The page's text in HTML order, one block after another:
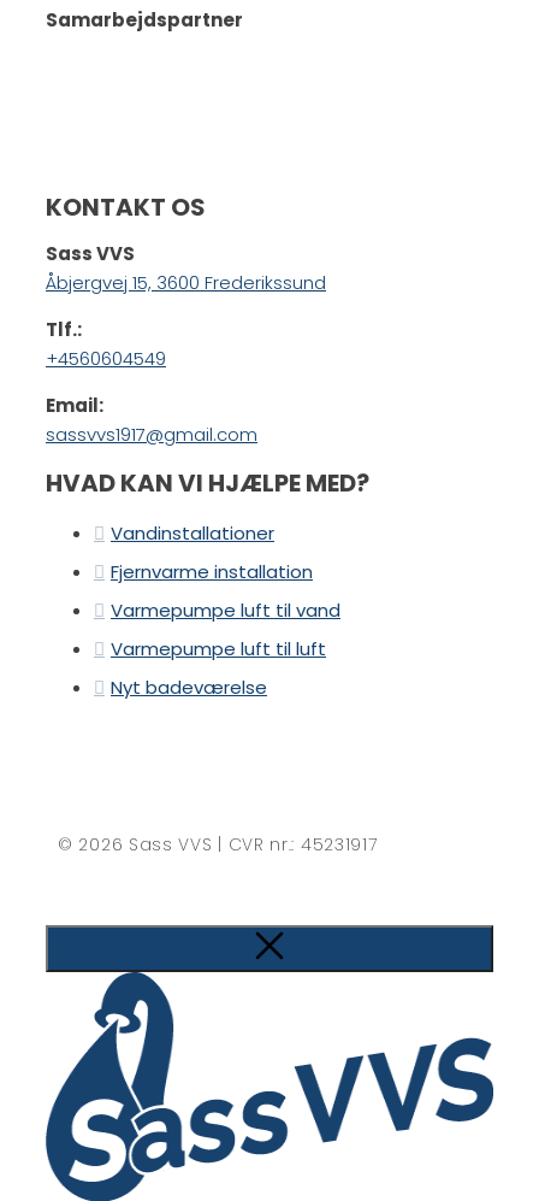
Samarbejdspartner
KONTAKT OS
Sass VVS
Åbjergvej 15, 3600 Frederikssund
Tlf.:
+4560604549
Email:
sassvvs1917@gmail.com
HVAD KAN VI HJÆLPE MED?
Vandinstallationer
Fjernvarme installation
Varmepumpe luft til vand
Varmepumpe luft til luft
Nyt badeværelse
© 2026 Sass VVS | CVR nr.: 45231917